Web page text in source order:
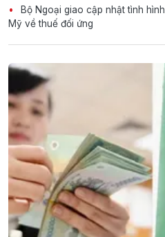
Bộ Ngoại giao cập nhật tình
Mỹ về thuế đối ứng